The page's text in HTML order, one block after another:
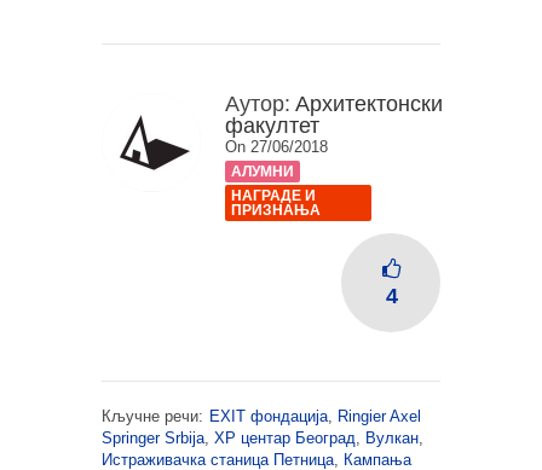
Аутор: Архитектонски
факултет
On 27/06/2018
АЛУМНИ
НАГРАДЕ И
ПРИЗНАЊА
4
Кључне речи: EXIT фондација
Ringier Axel
Springer Srbija XP центар Београд Вулкан
Истраживачка станица Петница
Кампања